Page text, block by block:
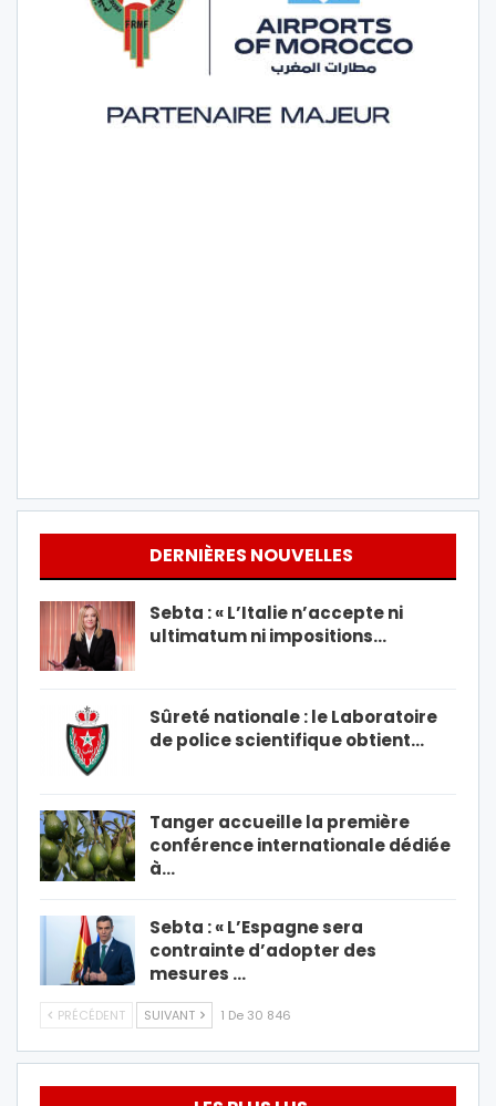
DERNIÈRES NOUVELLES
Sebta : « L’Italie n’accepte ni
ultimatum ni impositions…
Sûreté nationale : le Laboratoire
de police scientifique obtient…
Tanger accueille la première
conférence internationale dédiée
à…
Sebta : « L’Espagne sera
contrainte d’adopter des
mesures …
PRÉCÉDENT SUIVANT 1 De 30 846